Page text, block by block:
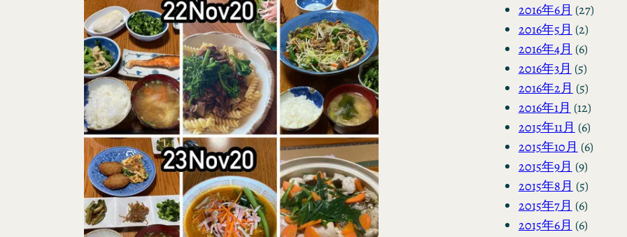
2016年6月 (27)
2016年5月 (2)
2016年4月 (6)
2016年3月 (5)
2016年2月 (5)
2016年1月 (12)
2015年11月 (6)
2015年10月 (6)
2015年9月 (9)
2015年8月 (5)
2015年7月 (6)
2015年6月 (6)